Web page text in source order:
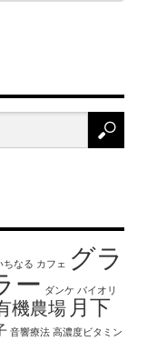
ちなる カフェ
グラ
ー ダンケ バイオリ
機農場 月下
音響療法 高濃度ビタミン